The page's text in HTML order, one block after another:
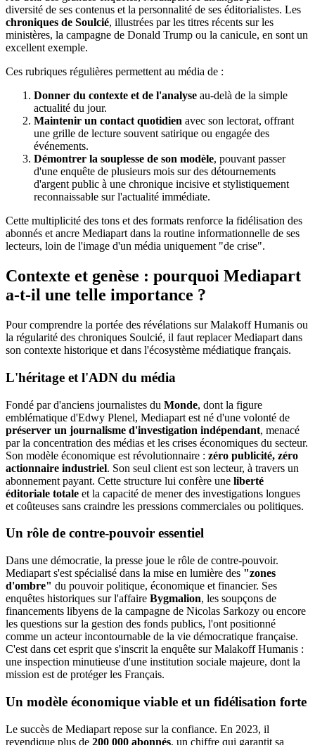
diversité de ses contenus et la personnalité de ses éditorialistes. Les
chroniques de Soulcié, illustrées par les titres récents sur les
ministères, la campagne de Donald Trump ou la canicule, en sont un
excellent exemple.
Ces rubriques régulières permettent au média de :
Donner du contexte et de l'analyse au-delà de la simple
actualité du jour.
Maintenir un contact quotidien avec son lectorat, offrant
une grille de lecture souvent satirique ou engagée des
événements.
Démontrer la souplesse de son modèle, pouvant passer
d'une enquête de plusieurs mois sur des détournements
d'argent public à une chronique incisive et stylistiquement
reconnaissable sur l'actualité immédiate.
Cette multiplicité des tons et des formats renforce la fidélisation des
abonnés et ancre Mediapart dans la routine informationnelle de ses
lecteurs, loin de l'image d'un média uniquement "de crise".
Contexte et genèse : pourquoi Mediapart
a-t-il une telle importance ?
Pour comprendre la portée des révélations sur Malakoff Humanis ou
la régularité des chroniques Soulcié, il faut replacer Mediapart dans
son contexte historique et dans l'écosystème médiatique français.
L'héritage et l'ADN du média
Fondé par d'anciens journalistes du Monde, dont la figure
emblématique d'Edwy Plenel, Mediapart est né d'une volonté de
préserver un journalisme d'investigation indépendant, menacé
par la concentration des médias et les crises économiques du secteur.
Son modèle économique est révolutionnaire : zéro publicité, zéro
actionnaire industriel. Son seul client est son lecteur, à travers un
abonnement payant. Cette structure lui confère une liberté
éditoriale totale et la capacité de mener des investigations longues
et coûteuses sans craindre les pressions commerciales ou politiques.
Un rôle de contre-pouvoir essentiel
Dans une démocratie, la presse joue le rôle de contre-pouvoir.
Mediapart s'est spécialisé dans la mise en lumière des "zones
d'ombre" du pouvoir politique, économique et financier. Ses
enquêtes historiques sur l'affaire Bygmalion, les soupçons de
financements libyens de la campagne de Nicolas Sarkozy ou encore
les questions sur la gestion des fonds publics, l'ont positionné
comme un acteur incontournable de la vie démocratique française.
C'est dans cet esprit que s'inscrit la enquête sur Malakoff Humanis :
une inspection minutieuse d'une institution sociale majeure, dont la
mission est de protéger les Français.
Un modèle économique viable et un fidélisation forte
Le succès de Mediapart repose sur la confiance. En 2023, il
revendique plus de 200 000 abonnés, un chiffre qui garantit sa